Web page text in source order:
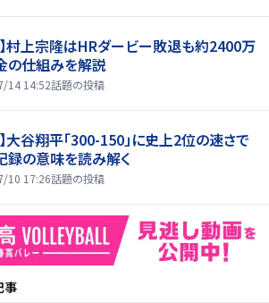
】村上宗隆はHRダービー敗退も約2400万
の仕組みを解説
14 14:52話題の投稿
大谷翔平「300-150」に史上2位の速さで
録の意味を読み解く
10 17:26話題の投稿
事